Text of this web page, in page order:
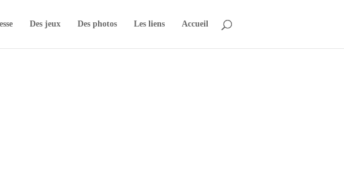
Des jeux Des photos Les liens Accueil